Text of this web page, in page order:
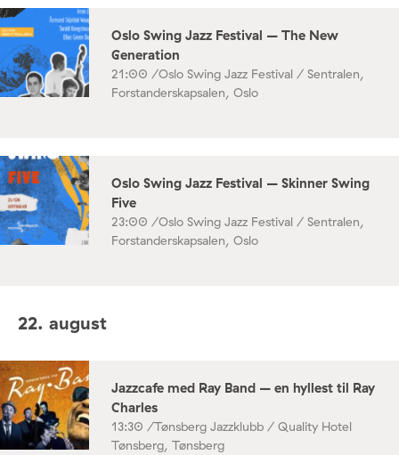
Oslo Swing Jazz Festival – The New
Generation
21:00 /Oslo Swing Jazz Festival / Sentralen,
Forstanderskapsalen, Oslo
Oslo Swing Jazz Festival – Skinner Swing
Five
23:00 /Oslo Swing Jazz Festival / Sentralen,
Forstanderskapsalen, Oslo
22. august
Jazzcafe med Ray Band – en hyllest til Ray
Charles
13:30 /Tønsberg Jazzklubb / Quality Hotel
Tønsberg, Tønsberg